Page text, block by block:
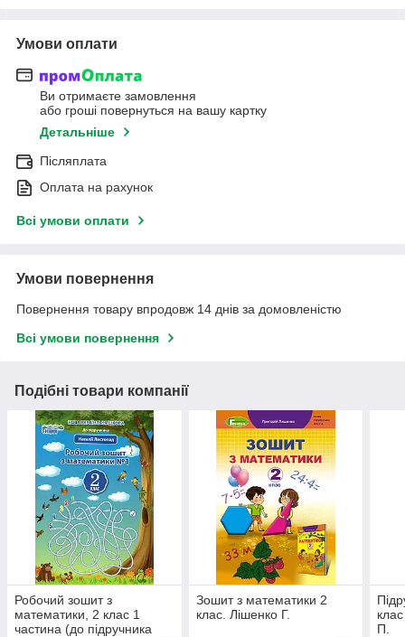
Умови оплати
Ви отримаєте замовлення
або гроші повернуться на вашу картку
Детальніше
Післяплата
Оплата на рахунок
Всі умови оплати
Умови повернення
Повернення товару впродовж 14 днів за домовленістю
Всі умови повернення
Подібні товари компанії
Робочий зошит з
математики, 2 клас 1
частина (до підручника
Зошит з математики 2
клас. Лішенко Г.
П.